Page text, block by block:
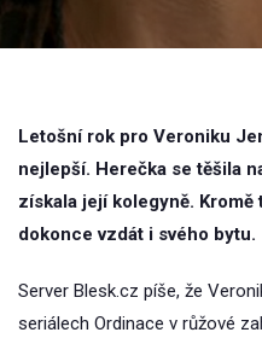
Letošní rok pro Veroniku
nejlepší. Herečka se těšila
získala její kolegyně.
dokonce vzdát i svého bytu.
Server Blesk.cz píše, že
seriálech Ordinace v růžové